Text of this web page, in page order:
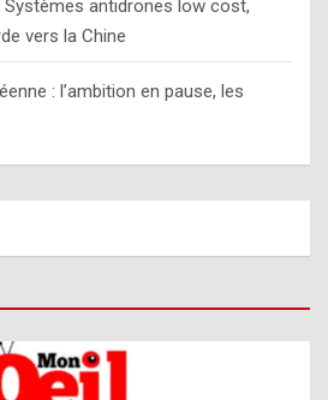
: Systèmes antidrones low cost,
vers la Chine
: l’ambition en pause, les